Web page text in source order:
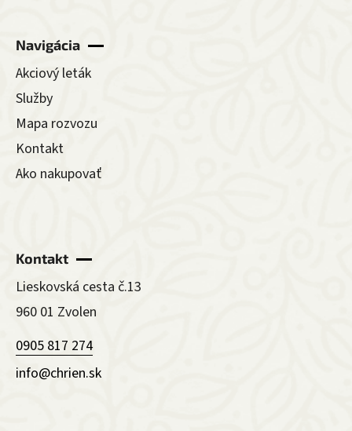
Navigácia
Akciový leták
Služby
Mapa rozvozu
Kontakt
Ako nakupovať
Kontakt
Lieskovská cesta č.13
960 01 Zvolen
0905 817 274
info@chrien.sk